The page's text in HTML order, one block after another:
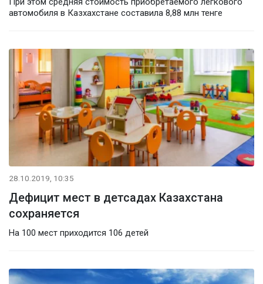
автомобиля в Казхахстане составила 8,88 млн тенге
28.10.2019, 10:35
Дефицит мест в детсадах Казахстана
сохраняется
На 100 мест приходится 106 детей